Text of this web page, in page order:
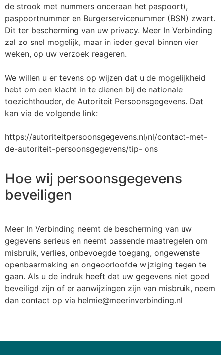
de strook met nummers onderaan het paspoort),
paspoortnummer en Burgerservicenummer (BSN) zwart.
Dit ter bescherming van uw privacy. Meer In Verbinding
zal zo snel mogelijk, maar in ieder geval binnen vier
weken, op uw verzoek reageren.
We willen u er tevens op wijzen dat u de mogelijkheid
hebt om een klacht in te dienen bij de nationale
toezichthouder, de Autoriteit Persoonsgegevens. Dat
kan via de volgende link:
https://autoriteitpersoonsgegevens.nl/nl/contact-met-
de-autoriteit-persoonsgegevens/tip- ons
Hoe wij persoonsgegevens
beveiligen
Meer In Verbinding neemt de bescherming van uw
gegevens serieus en neemt passende maatregelen om
misbruik, verlies, onbevoegde toegang, ongewenste
openbaarmaking en ongeoorloofde wijziging tegen te
gaan. Als u de indruk heeft dat uw gegevens niet goed
beveiligd zijn of er aanwijzingen zijn van misbruik, neem
dan contact op via helmie@meerinverbinding.nl